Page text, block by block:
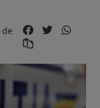
de